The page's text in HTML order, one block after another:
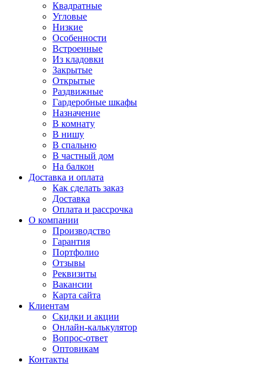
Квадратные
Угловые
Низкие
Особенности
Встроенные
Из кладовки
Закрытые
Открытые
Раздвижные
Гардеробные шкафы
Назначение
В комнату
В нишу
В спальню
В частный дом
На балкон
Доставка и оплата
Как сделать заказ
Доставка
Оплата и рассрочка
О компании
Производство
Гарантия
Портфолио
Отзывы
Реквизиты
Вакансии
Карта сайта
Клиентам
Скидки и акции
Онлайн-калькулятор
Вопрос-ответ
Оптовикам
Контакты